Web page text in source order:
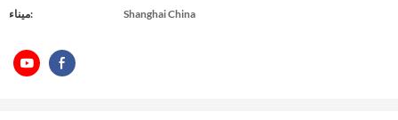
ميناء: Shanghai China